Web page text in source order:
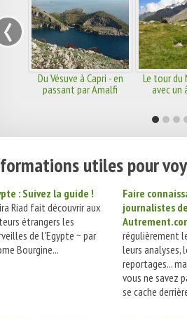
Du Vésuve à Capri - en
passant par Amalfi
Le tour du
avec un
‹
utiles pour
: Suivez la guide !
Riad fait découvrir aux
étrangers les
de l'Egypte ~ par
Bourgine...
Faire
journalistes
régulièrement
leurs analyses,
reportages...
vous ne savez
se cache